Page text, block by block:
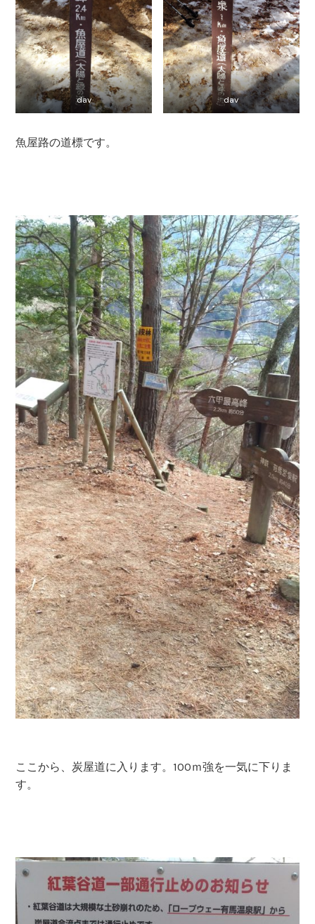
dav dav
魚屋路の道標です。
ここから、炭屋道に入ります。100ｍ強を一気に下りま
す。